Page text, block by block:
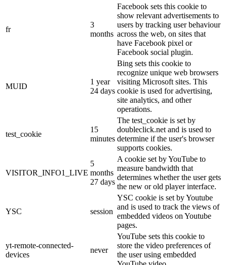
fr
3
months
Facebook sets this cookie to
show relevant advertisements to
users by tracking user behaviour
across the web, on sites that
have Facebook pixel or
Facebook social plugin.
MUID
1 year
24 days
Bing sets this cookie to
recognize unique web browsers
visiting Microsoft sites. This
cookie is used for advertising,
site analytics, and other
operations.
test_cookie
15
minutes
The test_cookie is set by
doubleclick.net and is used to
determine if the user's browser
supports cookies.
VISITOR_INFO1_LIVE
5
months
27 days
A cookie set by YouTube to
measure bandwidth that
determines whether the user gets
the new or old player interface.
YSC session
YSC cookie is set by Youtube
and is used to track the views of
embedded videos on Youtube
pages.
yt-remote-connected-
devices
never
YouTube sets this cookie to
store the video preferences of
the user using embedded